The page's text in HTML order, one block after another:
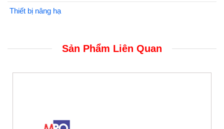
Thiết bị nâng hạ
Sản Phẩm Liên Quan